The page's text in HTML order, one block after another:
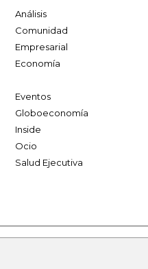
Análisis
Comunidad
Empresarial
Economía
Eventos
Globoeconomía
Inside
Ocio
Salud Ejecutiva